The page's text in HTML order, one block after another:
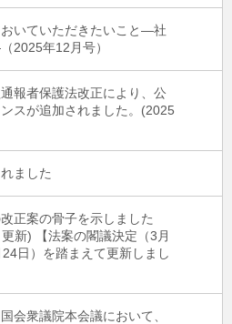
いていただきたいこと―社
2025年12月号）
報者保護法改正により、公
スが追加されました。(2025
ました
正案の骨子を示しました
新) 【法案の閣議決定（3月
日）を踏まえて更新しまし
会衆議院本会議において、